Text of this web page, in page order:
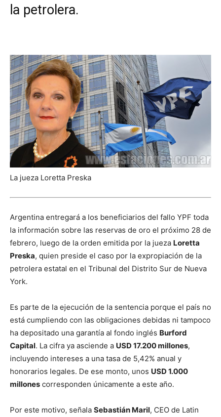
la petrolera.
La jueza Loretta Preska
Argentina entregará a los beneficiarios del fallo YPF toda
la información sobre las reservas de oro el próximo 28 de
febrero, luego de la orden emitida por la jueza Loretta
Preska, quien preside el caso por la expropiación de la
petrolera estatal en el Tribunal del Distrito Sur de Nueva
York.
Es parte de la ejecución de la sentencia porque el país no
está cumpliendo con las obligaciones debidas ni tampoco
ha depositado una garantía al fondo inglés Burford
Capital. La cifra ya asciende a USD 17.200 millones,
incluyendo intereses a una tasa de 5,42% anual y
honorarios legales. De ese monto, unos USD 1.000
millones corresponden únicamente a este año.
Por este motivo, señala Sebastián Maril, CEO de Latin